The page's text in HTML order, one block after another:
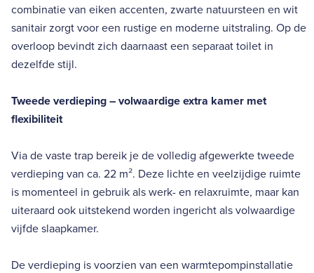
combinatie van eiken accenten, zwarte natuursteen en wit
sanitair zorgt voor een rustige en moderne uitstraling. Op de
overloop bevindt zich daarnaast een separaat toilet in
dezelfde stijl.
Tweede verdieping – volwaardige extra kamer met
flexibiliteit
Via de vaste trap bereik je de volledig afgewerkte tweede
verdieping van ca. 22 m². Deze lichte en veelzijdige ruimte
is momenteel in gebruik als werk- en relaxruimte, maar kan
uiteraard ook uitstekend worden ingericht als volwaardige
vijfde slaapkamer.
De verdieping is voorzien van een warmtepompinstallatie